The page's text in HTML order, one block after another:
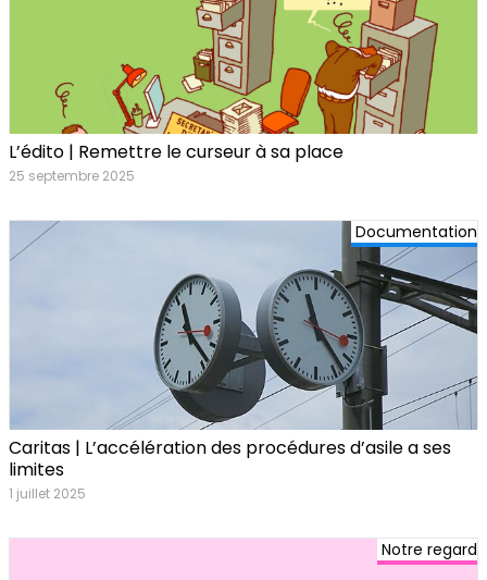
L’édito | Remettre le curseur à sa place
25 septembre 2025
Documentation
Caritas | L’accélération des procédures d’asile a ses
limites
1 juillet 2025
Notre regard